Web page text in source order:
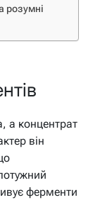
розумні
а концентрат
він
ферменти